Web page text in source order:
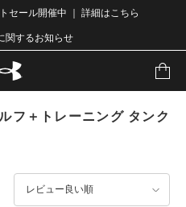
セール開催中 ｜ 詳細はこちら
関するお知らせ
フ＋トレーニング タンク
レビュー良い順